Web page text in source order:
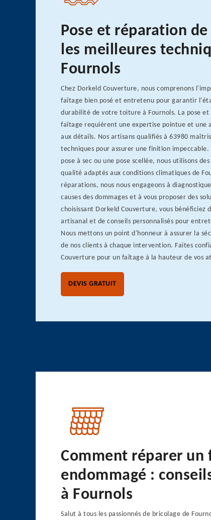
Pose et réparation
les meilleures
Fournols
Chez Dorkeld Couverture, nous comprenons
faîtage bien posé et entretenu pour garantir
durabilité de votre toiture à Fournols. La pose
faîtage requièrent une expertise pointue et
aux détails. Nos artisans qualifiés à 63980
techniques pour assurer une finition impeccable.
pose à sec ou une pose scellée, nous utilisons
qualité adaptés aux conditions climatiques de
réparations, nous nous engageons à
causes des dommages et à vous proposer des
choisissant Dorkeld Couverture, vous bénéficiez
artisanal et de conseils personnalisés pour
Nous mettons un point d'honneur à assurer la
de nos clients à chaque intervention. Faites
Couverture pour un faîtage à la hauteur de vos
DEVIS GRATUIT
Comment réparer un
endommagé :
à Fournols
Salut à tous les passionnés de bricolage de